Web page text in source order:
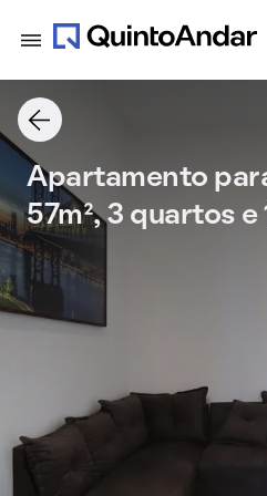
Apartamento
57m², 3 quartos e